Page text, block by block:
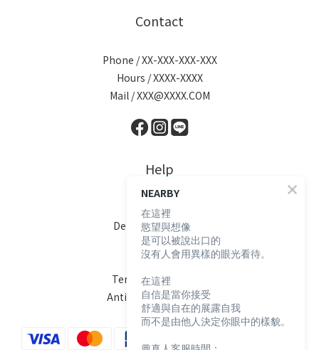
Contact
Phone / XX-XXX-XXX-XXX
Hours / XXXX-XXXX
Mail / XXX@XXXX.COM
Help
FAQ
Delivery & Shipping
Payment
Return Policy
Terms & Conditions
Anti-Fraud Statement
NEARBY
在這裡
慾望與想像
是可以被說出口的
沒有人會用異樣的眼光看待。
在這裡
自信是當你接受
舒適與自在的展露自我
而不是由他人決定你眼中的樣貌。